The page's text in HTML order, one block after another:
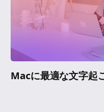
Macに最適な文字起